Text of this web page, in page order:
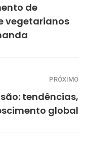
de
vegetarianos
PRÓXIMO
tendências,
global